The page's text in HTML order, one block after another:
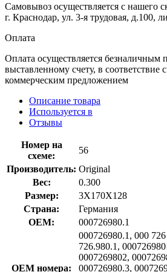
Самовывоз осуществляется с нашего
г. Краснодар, ул. 3-я трудовая, д.100,
Оплата
Оплата осуществляется безналичным
выставленному счету, в соответствие
коммерческим предложением
Описание товара
Используется в
Отзывы
Номер на
схеме:
56
Производитель: Original
Вес:
0.300
Размер:
3X170X128
Страна:
Германия
OEM:
000726980.1
OEM номера:
000726980.1, 000
726.980.1,
0007269802,
000726980.3,